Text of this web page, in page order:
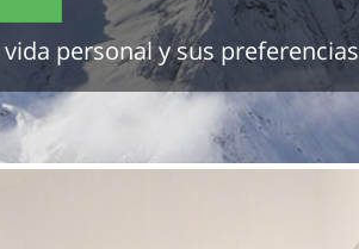
personal y sus preferencias